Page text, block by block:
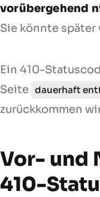
vorübergehend
Sie könnte später
Ein 410-
Seite dauerhaft
zurückkommen
Vor- und
410-